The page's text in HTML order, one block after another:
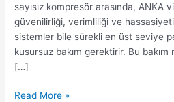
sayısız kompresör arasında, ANKA
güvenilirliği, verimliliği ve
sistemler bile sürekli en üst seviye
kusursuz bakım gerektirir. Bu
[…]
Read More »